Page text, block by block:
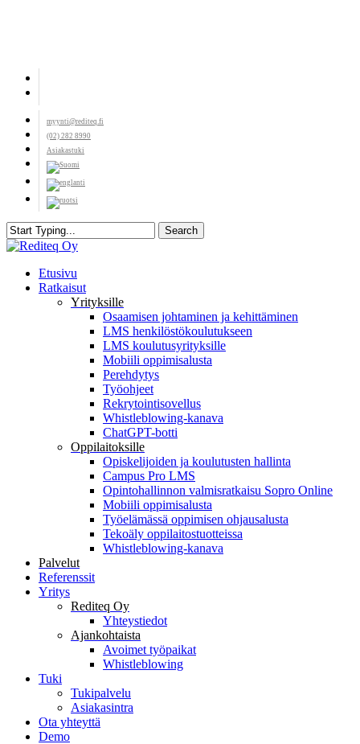
myynti@rediteq.fi
(02) 282 8990
Asiakastuki
Search
Close
search
Menu
Etusivu
Ratkaisut
Yrityksille
Osaamisen johtaminen ja kehittäminen
LMS henkilöstökoulutukseen
LMS koulutusyrityksille
Mobiili oppimisalusta
Perehdytys
Työohjeet
Rekrytointisovellus
Whistleblowing-kanava
ChatGPT-botti
Oppilaitoksille
Opiskelijoiden ja koulutusten hallinta
Campus Pro LMS
Opintohallinnon valmisratkaisu Sopro Online
Mobiili oppimisalusta
Työelämässä oppimisen ohjausalusta
Tekoäly oppilaitostuotteissa
Whistleblowing-kanava
Palvelut
Referenssit
Yritys
Rediteq Oy
Yhteystiedot
Ajankohtaista
Avoimet työpaikat
Whistleblowing
Tuki
Tukipalvelu
Asiakasintra
Ota yhteyttä
Demo